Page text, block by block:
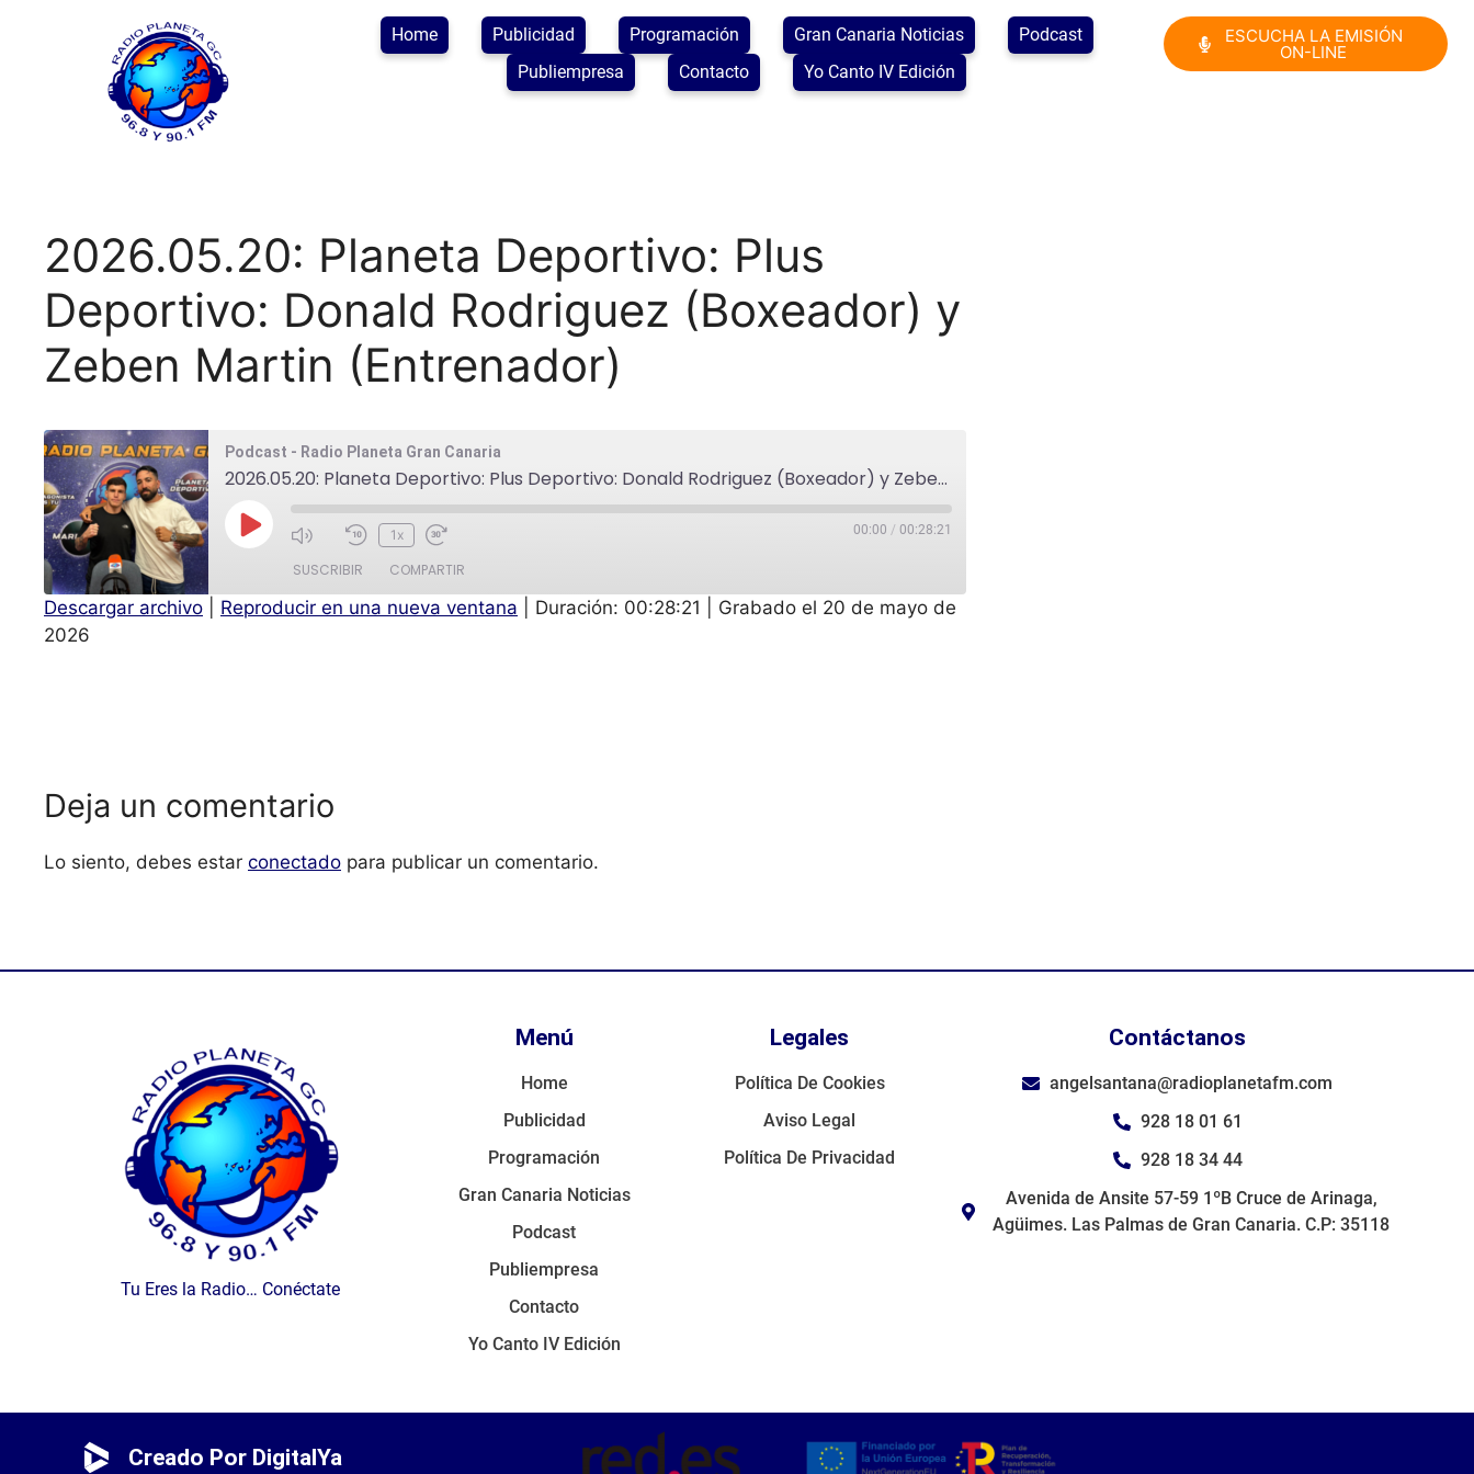
Home Publicidad Programación Gran Canaria Noticias
Podcast
Publiempresa
Contacto Yo Canto IV Edición
ESCUCHA LA EMISIÓN
ON-LINE
2026.05.20: Planeta Deportivo: Plus
Deportivo: Donald Rodriguez (Boxeador) y
Zeben Martin (Entrenador)
Podcast - Radio Planeta Gran Canaria
2026.05.20: Planeta Deportivo: Plus Deportivo: Donald Rodriguez (Boxeador) y Zeben Martin (Entrenador)
1x 00:00 / 00:28:21
SUSCRIBIR COMPARTIR
COMPAR
TIR
Descargar archivo Reproducir en una nueva ventana Duración: 00:28:21
Grabado el 20 de mayo de
2026
Deja un comentario
Lo siento, debes estar conectado para publicar un comentario.
Tu Eres la Radio… Conéctate
Menú
Home
Publicidad
Programación
Gran Canaria Noticias
Podcast
Publiempresa
Contacto
Yo Canto IV Edición
Legales
Política De Cookies
Aviso Legal
Política De Privacidad
Contáctanos
angelsantana@radioplanetafm.com
928 18 01 61
928 18 34 44
Avenida de Ansite 57-59 1ºB Cruce de Arinaga,
Agüimes. Las Palmas de Gran Canaria. C.P: 35118
Creado Por DigitalYa